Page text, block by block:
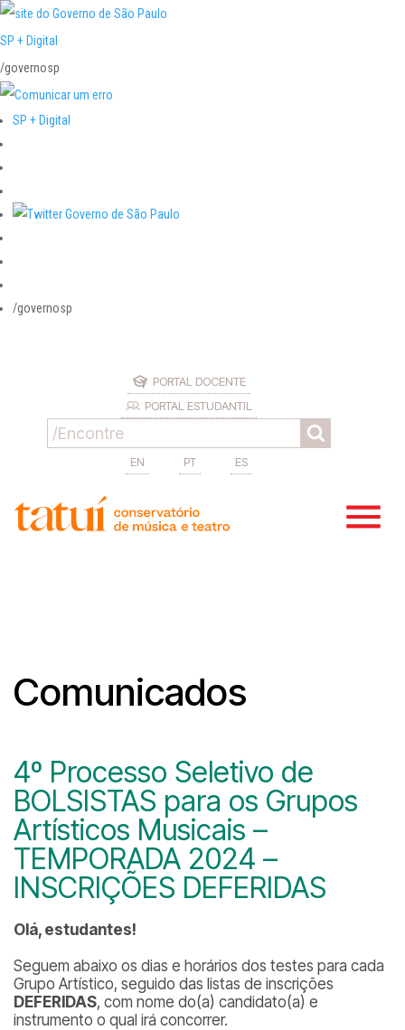
SP + Digital
/governosp
SP + Digital
/governosp
PORTAL DOCENTE
PORTAL ESTUDANTIL
EN PT ES
Comunicados
4º Processo Seletivo de
BOLSISTAS para os Grupos
Artísticos Musicais –
TEMPORADA 2024 –
INSCRIÇÕES DEFERIDAS
Olá, estudantes!
Seguem abaixo os dias e horários dos testes para cada
Grupo Artístico, seguido das listas de inscrições
DEFERIDAS, com nome do(a) candidato(a) e
instrumento o qual irá concorrer.